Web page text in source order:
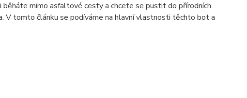
běháte mimo asfaltové cesty a chcete se pustit do přírodních
tomto článku se podíváme na hlavní vlastnosti těchto bot a